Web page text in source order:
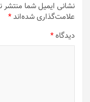
نشانی ایمیل شما
علامت‌گذاری شده‌اند*
دیدگاه*